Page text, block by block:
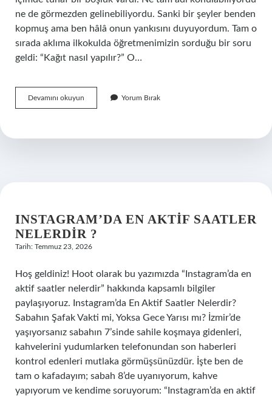
ne de görmezden gelinebiliyordu. Sanki bir şeyler benden
kopmuş ama ben hâlâ onun yankısını duyuyordum. Tam o
sırada aklıma ilkokulda öğretmenimizin sorduğu bir soru
geldi: “Kağıt nasıl yapılır?” O…
Devamını okuyun
nasıl
Yorum Bırak
INSTAGRAM’DA EN AKTIF SAATLER
NELERDIR ?
Tarih: Temmuz 23, 2026
Hoş geldiniz! Hoot olarak bu yazımızda “Instagram’da en
aktif saatler nelerdir” hakkında kapsamlı bilgiler
paylaşıyoruz. Instagram’da En Aktif Saatler Nelerdir?
Sabahın Şafak Vakti mi, Yoksa Gece Yarısı mı? İzmir’de
yaşıyorsanız sabahın 7’sinde sahile koşmaya gidenleri,
kahvelerini yudumlarken telefonundan son haberleri
kontrol edenleri mutlaka görmüşsünüzdür. İşte ben de
tam o kafadayım; sabah 8’de uyanıyorum, kahve
yapıyorum ve kendime soruyorum: “Instagram’da en aktif